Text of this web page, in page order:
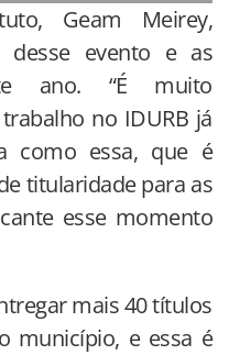
Geam Meirey,
desse evento e as
ano. “É muito
no IDURB já
como essa, que é
titularidade para as
esse momento
mais 40 títulos
município, e essa é